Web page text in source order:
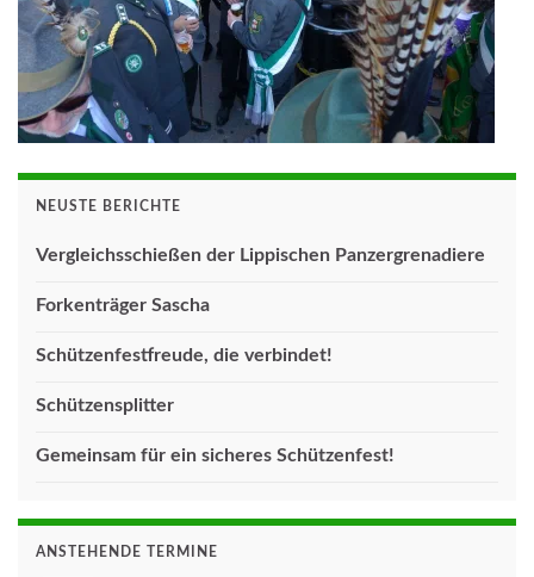
NEUSTE BERICHTE
Vergleichsschießen der Lippischen Panzergrenadiere
Forkenträger Sascha
Schützenfestfreude, die verbindet!
Schützensplitter
Gemeinsam für ein sicheres Schützenfest!
ANSTEHENDE TERMINE